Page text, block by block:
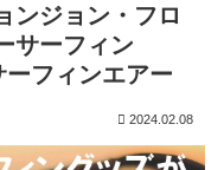
ンジョン・フロ
サーフィン
フィンエアー
2024.02.08